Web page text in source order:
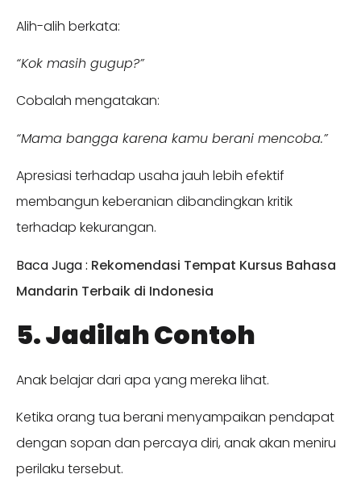
Alih-alih berkata:
“Kok masih gugup?”
Cobalah mengatakan:
“Mama bangga karena kamu berani mencoba.”
Apresiasi terhadap usaha jauh lebih efektif
membangun keberanian dibandingkan kritik
terhadap kekurangan.
Baca Juga : Rekomendasi Tempat Kursus Bahasa
Mandarin Terbaik di Indonesia
5. Jadilah Contoh
Anak belajar dari apa yang mereka lihat.
Ketika orang tua berani menyampaikan pendapat
dengan sopan dan percaya diri, anak akan meniru
perilaku tersebut.